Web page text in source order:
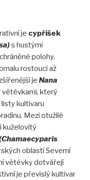
je cypřišek
s hustými
polohy.
rostoucí až
je Nana
který
kultivaru
Mezi otužilé
kuželovitý
oblastí Severní
větévky dotvářejí
je převislý kultivar